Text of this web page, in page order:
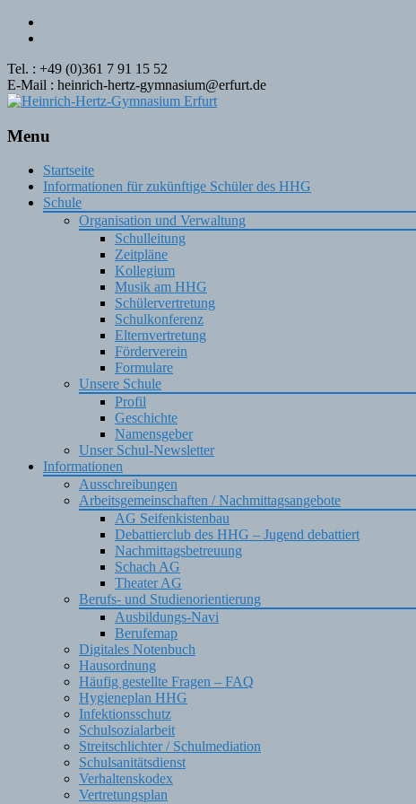
Tel. : +49 (0)361 7 91 15 52
E-Mail : heinrich-hertz-gymnasium@erfurt.de
Menu
Skip
content
Startseite
Informationen für zukünftige Schüler des HHG
Schule
Organisation und Verwaltung
Schulleitung
Zeitpläne
Kollegium
Musik am HHG
Schülervertretung
Schulkonferenz
Elternvertretung
Förderverein
Formulare
Unsere Schule
Profil
Geschichte
Namensgeber
Unser Schul-Newsletter
Informationen
Ausschreibungen
Arbeitsgemeinschaften / Nachmittagsangebote
AG Seifenkistenbau
Debattierclub des HHG – Jugend debattiert
Nachmittagsbetreuung
Schach AG
Theater AG
Berufs- und Studienorientierung
Ausbildungs-Navi
Berufemap
Digitales Notenbuch
Hausordnung
Häufig gestellte Fragen – FAQ
Hygieneplan HHG
Infektionsschutz
Schulsozialarbeit
Streitschlichter / Schulmediation
Schulsanitätsdienst
Verhaltenskodex
Vertretungsplan